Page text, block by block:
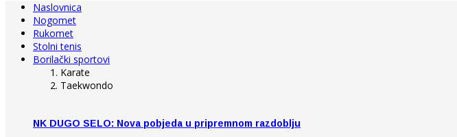
Naslovnica
Nogomet
Rukomet
Stolni tenis
Borilački sportovi
Karate
Taekwondo
NK DUGO SELO: Nova pobjeda u pripremnom razdoblju